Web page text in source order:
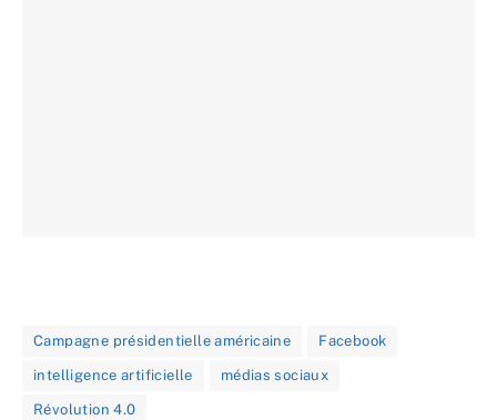
Campagne présidentielle américaine Facebook
intelligence artificielle médias sociaux
Révolution 4.0